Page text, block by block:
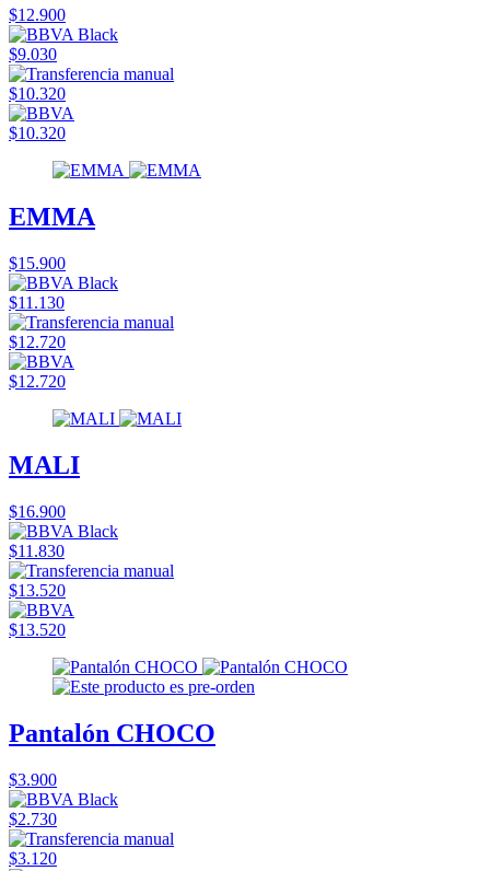
$12.900
$9.030
$10.320
$10.320
EMMA
$15.900
$11.130
$12.720
$12.720
MALI
$16.900
$11.830
$13.520
$13.520
Pantalón CHOCO
$3.900
$2.730
$3.120